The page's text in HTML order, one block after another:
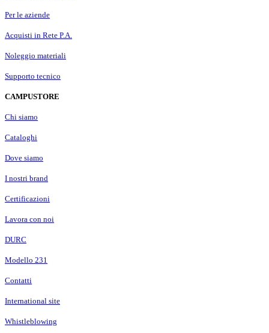
Per le aziende
Acquisti in Rete P.A.
Noleggio materiali
Supporto tecnico
CAMPUSTORE
Chi siamo
Cataloghi
Dove siamo
I nostri brand
Certificazioni
Lavora con noi
DURC
Modello 231
Contatti
International site
Whistleblowing